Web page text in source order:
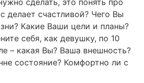
сделать, это понять про
делает счастливой? Чего Вы
Какие Ваши цели и планы?
себя, как девушку, по 10
– какая Вы? Ваша внешность?
состояние? Комфортно ли с